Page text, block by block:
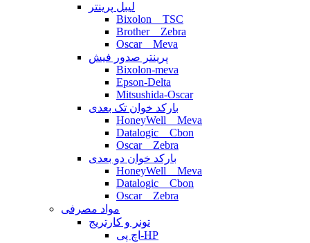
لیبل پرینتر
Bixolon _ TSC
Brother _ Zebra
Oscar _ Meva
پرینتر صدور فیش
Bixolon-meva
Epson-Delta
Mitsushida-Oscar
بارکد خوان تک بعدی
HoneyWell _ Meva
Datalogic _ Cbon
Oscar _ Zebra
بارکد خوان دو بعدی
HoneyWell _ Meva
Datalogic _ Cbon
Oscar _ Zebra
مواد مصرفی
تونر و کارتریج
اچ پی-HP